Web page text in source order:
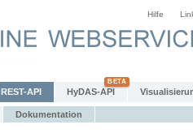
Hilfe
REST-API HyDAS-API
Dokumentation